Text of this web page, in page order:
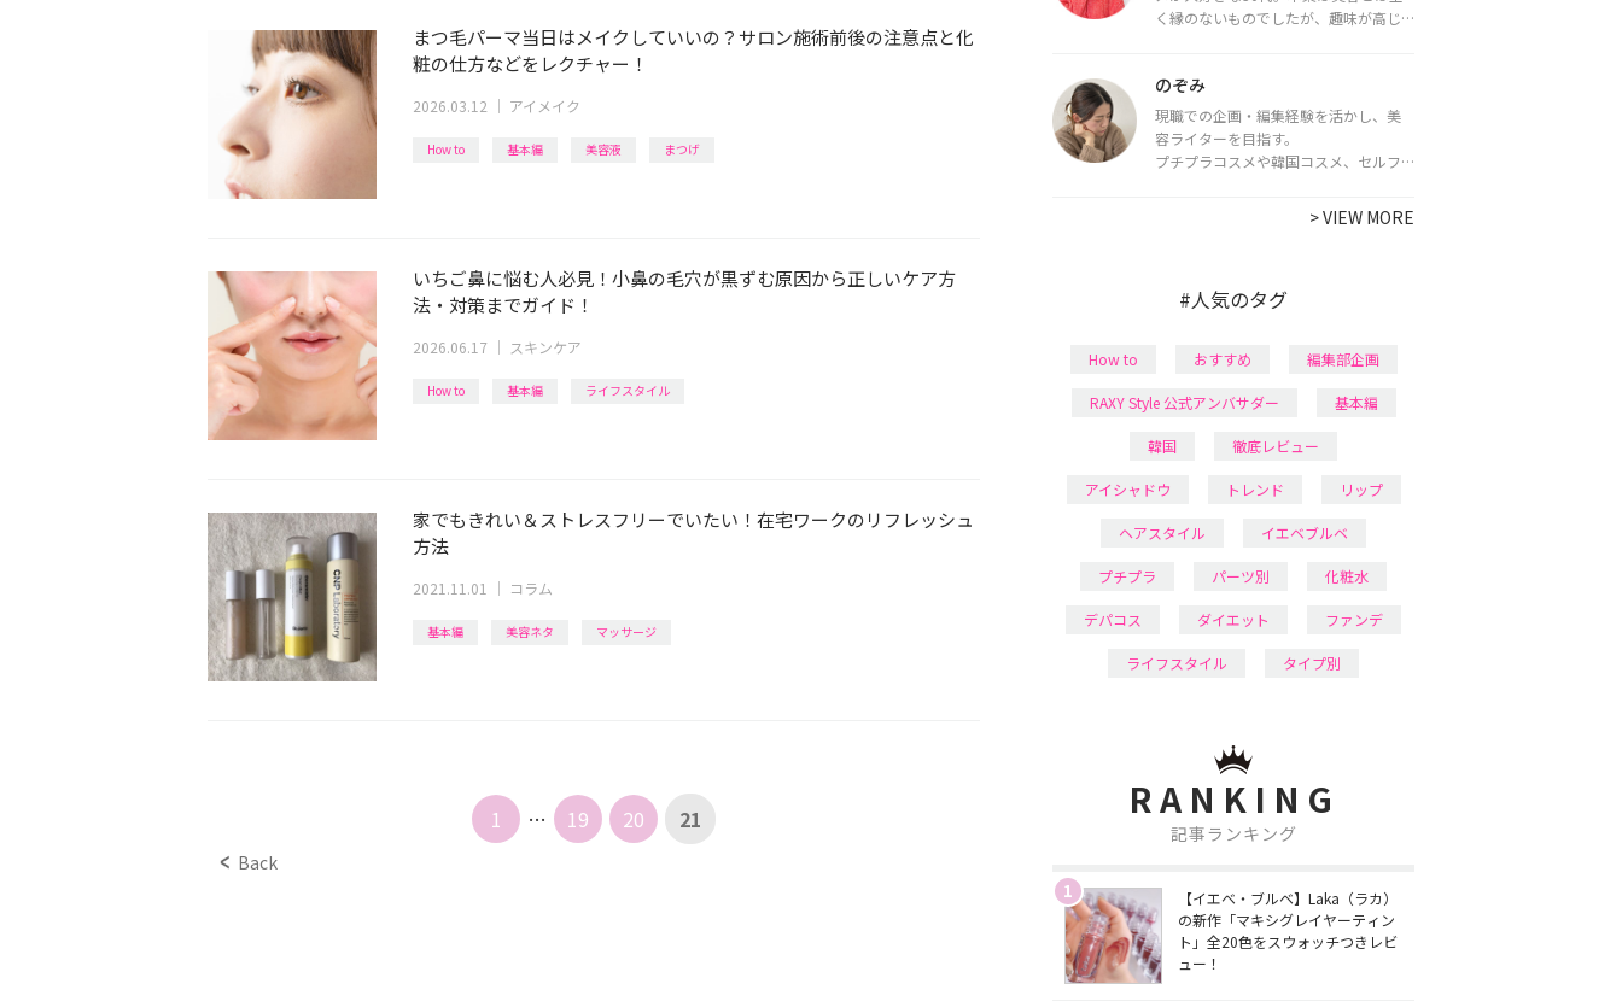
まつ毛パーマ当日はメイクしていいの？サロン施術前後の注意点と化
粧の仕方などをレクチャー！
2026.03.12 ｜ アイメイク
How to 基本編 美容液 まつげ
いちご鼻に悩む人必見！小鼻の毛穴が黒ずむ原因から正しいケア方
法・対策までガイド！
2026.06.17 ｜ スキンケア
How to 基本編 ライフスタイル
家でもきれい＆ストレスフリーでいたい！在宅ワークのリフレッシュ
方法
2021.11.01 ｜ コラム
基本編 美容ネタ マッサージ
Back
1 … 19 20 21
く縁のないものでしたが、趣味が高じ
ライターとして活動中。
都内で16タイプパーソナルカラー診
断・顔タイプ診断・骨格診断によるイ
メージコンサルティングも行っていま
のぞみ
現職での企画・編集経験を活かし、美
容ライターを目指す。
プチプラコスメや韓国コスメ、セルフ
で最新情報をチェック。家事や育児の合
間に取り入れられる時短美容テクも実
>VIEW MORE
#人気のタグ
How to おすすめ 編集部企画
RAXY Style 公式アンバサダー 基本編
韓国 徹底レビュー
アイシャドウ トレンド リップ
ヘアスタイル イエベブルベ
プチプラ パーツ別 化粧水
デパコス ダイエット ファンデ
ライフスタイル タイプ別
RANKING
記事ランキング
1
【イエベ・ブルベ】Laka（ラカ）
の新作「マキシグレイヤーティン
ト」全20色をスウォッチつきレビ
ュー！